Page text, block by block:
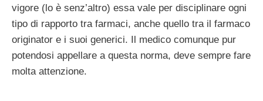
vigore (lo è senz’altro) essa vale per disciplinare ogni
tipo di rapporto tra farmaci, anche quello tra il farmaco
originator e i suoi generici. Il medico comunque pur
potendosi appellare a questa norma, deve sempre fare
molta attenzione.